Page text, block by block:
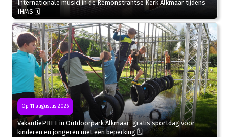
Internationale musici in de Remonstrantse Kerk Alkmaar tijdens
IHMS 🗓
Op 11 augustus 2026
VakantiePRET in Outdoorpark Alkmaar: gratis sportdag voor
kinderen en jongeren met een beperking 🗓